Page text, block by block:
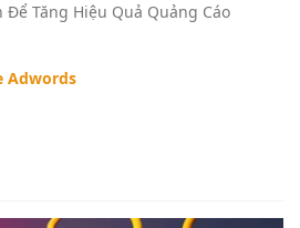
Để Tăng Hiệu Quả Quảng Cáo
Adwords